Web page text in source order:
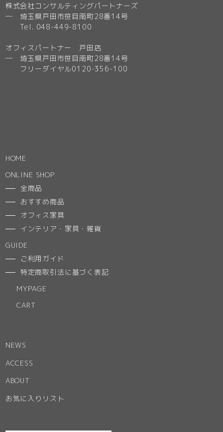
株式会社コンサルティングパートナーズ
─ 埼玉県戸田市笹目南町28番14号
Tel. 048-449-8100
オフィスパートナー 戸田店
─ 埼玉県戸田市笹目南町28番14号
フリーダイヤル0120-356-100
HOME
ONLINE SHOP
全商品
おすすめ商品
オフィス家具
インテリア・家具・雑貨
GUIDE
ご利用ガイド
特定商取引法に基づく表記
MYPAGE
CART
NEWS
ACCESS
ABOUT
お気に入りリスト